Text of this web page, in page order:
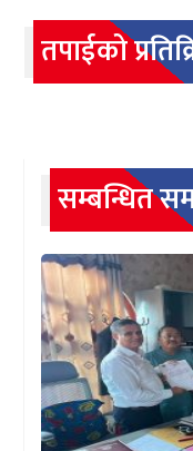
तपाईको
सम्बन्धित